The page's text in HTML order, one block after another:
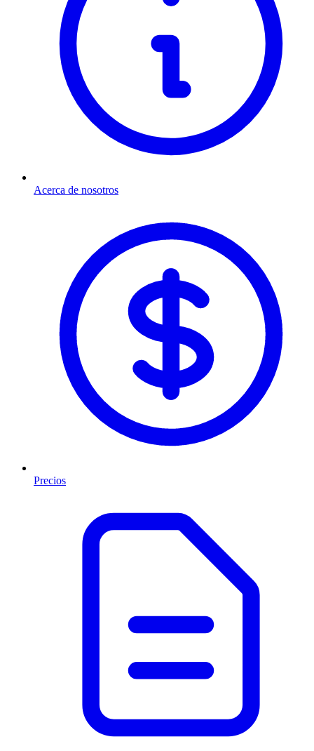
Acerca de nosotros
Precios